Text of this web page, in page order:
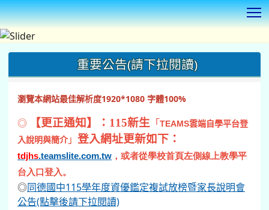
重要公告(請下拉閱讀)
瀏覽本網站最佳解析度1920*1080 字體100%
◎ 【更正通知】：115新生 「 TEAMS雲端自學平台登
入說明與簡介」 登入網址更新如下：
tdjhs.teamslite.com.tw ，或者從學校首頁左側線上教學平
台入口登入。
◎同德國中115學年度資優鑑定複試放榜暨家長說明會
公告(點擊後請下拉閱讀)